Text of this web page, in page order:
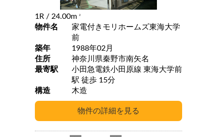
1R / 24.00m 2
物件名
家電付きモリホームズ東海大学
前
築年
1988年02月
住所
神奈川県秦野市南矢名
最寄駅
小田急電鉄小田原線 東海大学前
駅 徒歩 15分
構造
木造